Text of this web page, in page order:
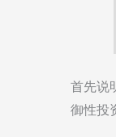
首先说
御性投